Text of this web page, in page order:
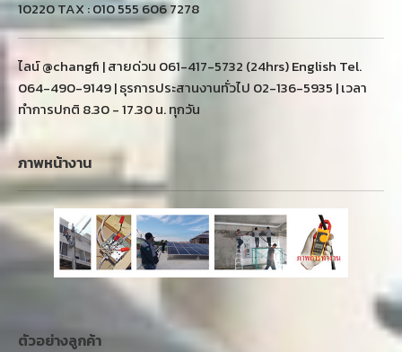
10220 TAX : 010 555 606 7278
ไลน์ @changfi | สายด่วน 061-417-5732 (24hrs) English Tel.
064-490-9149 | ธุรการประสานงานทั่วไป 02-136-5935 | เวลา
ทำการปกติ 8.30 - 17.30 น. ทุกวัน
ภาพหน้างาน
ตัวอย่างลูกค้า